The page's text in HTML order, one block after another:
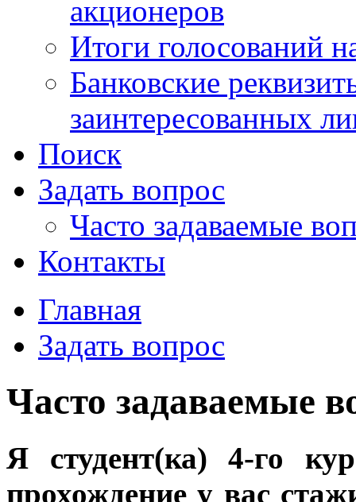
акционеров
Итоги голосований
Банковские
заинтересованных
Поиск
Задать вопрос
Часто задаваемые
Контакты
Главная
Задать вопрос
Часто задаваемые
Я студент(ка) 4-го
прохождение у вас